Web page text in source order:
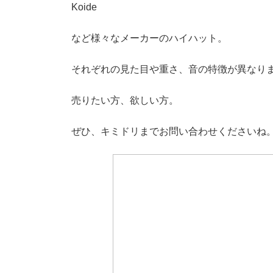
Koide
など様々なメーカーのハイハット。
それぞれの見た目や重さ、音の特徴が異なり
売りたい方、欲しい方。
ぜひ、キミドリまでお問い合わせくださいね。